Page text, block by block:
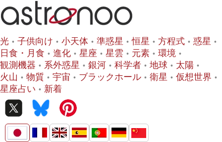
光 子供向け 小天体 準惑星 恒星 方程式
惑星
日食・月食
進化 星座 星雲 元素
環境
観測機器
系外惑星 銀河 科学者 地球
太陽
火山
物質 宇宙 ブラックホール 衛星
仮想世界
星座占い
新着